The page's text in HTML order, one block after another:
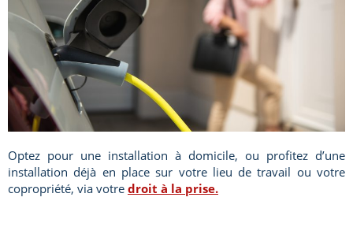
Optez pour une installation à domicile, ou profitez d’une
installation déjà en place sur votre lieu de travail ou votre
copropriété, via votre droit à la prise.